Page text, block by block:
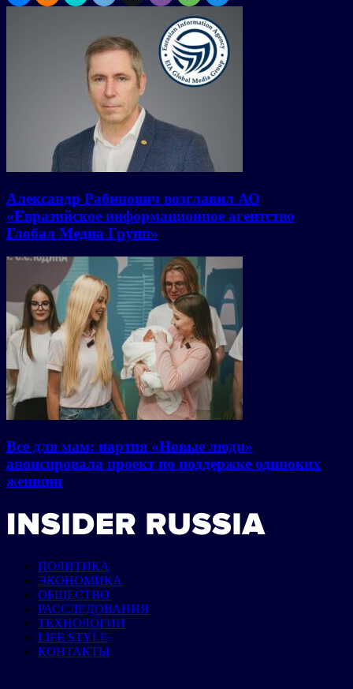
Александр Рабинович возглавил АО
«Евразийское информационное агентство
Глобал Медиа Групп»
Все для мам: партия «Новые люди»
анонсировала проект по поддержке одиноких
женщин
ПОЛИТИКА
ЭКОНОМИКА
ОБЩЕСТВО
РАССЛЕДОВАНИЯ
ТЕХНОЛОГИИ
LIFE STYLE
КОНТАКТЫ